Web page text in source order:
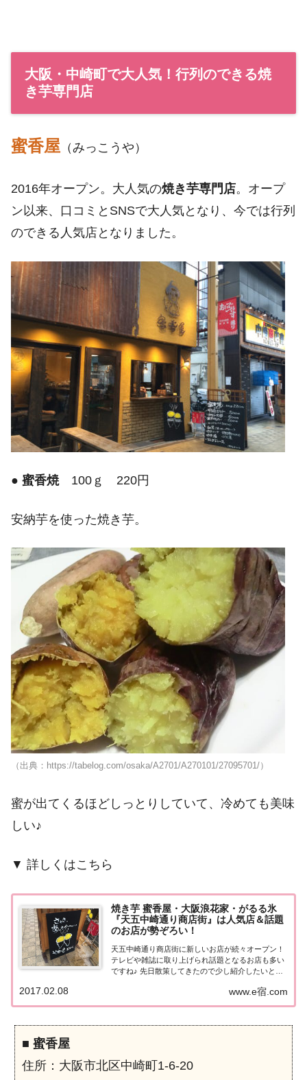
大阪・中崎町で大人気！行列のできる焼
き芋専門店
蜜香屋 （みっこうや）
2016年オープン。大人気の焼き芋専門店。オープ
ン以来、口コミとSNSで大人気となり、今では行列
のできる人気店となりました。
● 蜜香焼100ｇ 220円
安納芋を使った焼き芋。
（出典：https://tabelog.com/osaka/A2701/A270101/27095701/）
蜜が出てくるほどしっとりしていて、冷めても美味
しい♪
▼ 詳しくはこちら
焼き芋 蜜香屋・大阪浪花家・がるる氷
『天五中崎通り商店街』は人気店＆話題
のお店が勢ぞろい！
天五中崎通り商店街に新しいお店が続々オープン！
テレビや雑誌に取り上げられ話題となるお店も多い
ですね♪ 先日散策してきたので少し紹介したいと思
店が勢ぞろい！昔、中崎町に住んでいたので、大阪
に行くとついつい中崎町を散策してしまいます。こ
www.e宿.com
2017.02.08
■ 蜜香屋
住所：大阪市北区中崎町1-6-20